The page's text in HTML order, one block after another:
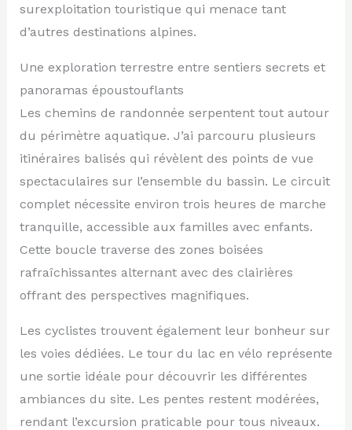
surexploitation touristique qui menace tant
d’autres destinations alpines.
Une exploration terrestre entre sentiers secrets et
panoramas époustouflants
Les chemins de randonnée serpentent tout autour
du périmètre aquatique. J’ai parcouru plusieurs
itinéraires balisés qui révèlent des points de vue
spectaculaires sur l’ensemble du bassin. Le circuit
complet nécessite environ trois heures de marche
tranquille, accessible aux familles avec enfants.
Cette boucle traverse des zones boisées
rafraîchissantes alternant avec des clairières
offrant des perspectives magnifiques.
Les cyclistes trouvent également leur bonheur sur
les voies dédiées. Le tour du lac en vélo représente
une sortie idéale pour découvrir les différentes
ambiances du site. Les pentes restent modérées,
rendant l’excursion praticable pour tous niveaux.